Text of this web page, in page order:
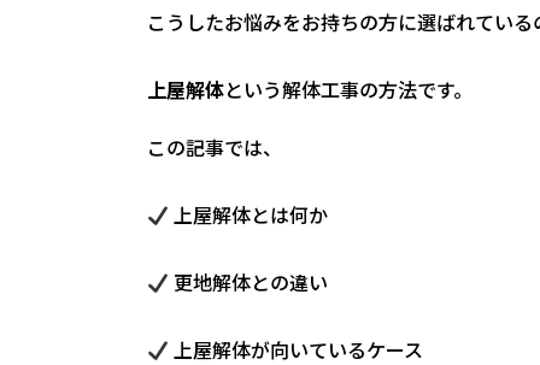
こうしたお悩みをお持ちの方に選ばれている
上屋解体という解体工事の方法です。
この記事では、
上屋解体とは何か
更地解体との違い
上屋解体が向いているケース